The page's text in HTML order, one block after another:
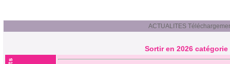
ACTUALITES
Sortir en 2026